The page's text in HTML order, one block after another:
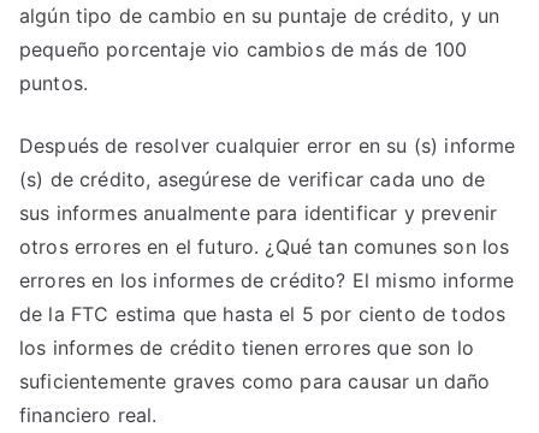
algún tipo de cambio en su puntaje de crédito, y un
pequeño porcentaje vio cambios de más de 100
puntos.
Después de resolver cualquier error en su (s) informe
(s) de crédito, asegúrese de verificar cada uno de
sus informes anualmente para identificar y prevenir
otros errores en el futuro. ¿Qué tan comunes son los
errores en los informes de crédito? El mismo informe
de la FTC estima que hasta el 5 por ciento de todos
los informes de crédito tienen errores que son lo
suficientemente graves como para causar un daño
financiero real.